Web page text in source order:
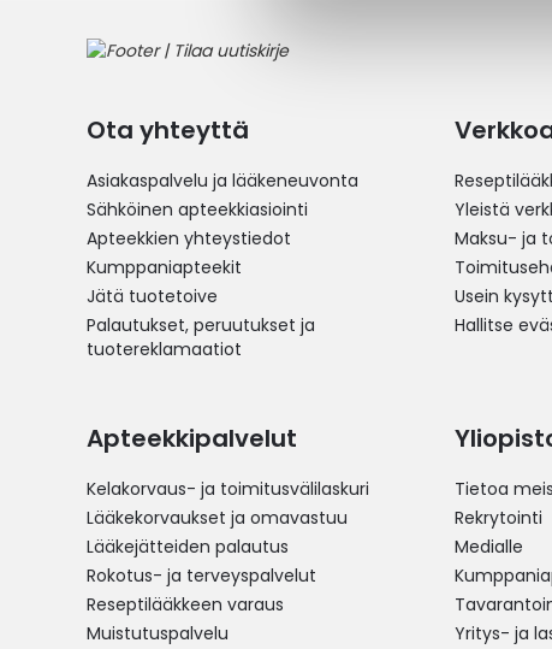
Ota yhteyttä
Asiakaspalvelu ja lääkeneuvonta
Sähköinen apteekkiasiointi
Apteekkien yhteystiedot
Kumppaniapteekit
Jätä tuotetoive
Palautukset, peruutukset ja
tuotereklamaatiot
Yleistä
Maksu- ja
Usein
Hallitse
Apteekkipalvelut
Kelakorvaus- ja toimitusvälilaskuri
Lääkekorvaukset ja omavastuu
Lääkejätteiden palautus
Rokotus- ja terveyspalvelut
Reseptilääkkeen varaus
Muistutuspalvelu
Tietoa
Rekrytointi
Medialle
Yritys- ja